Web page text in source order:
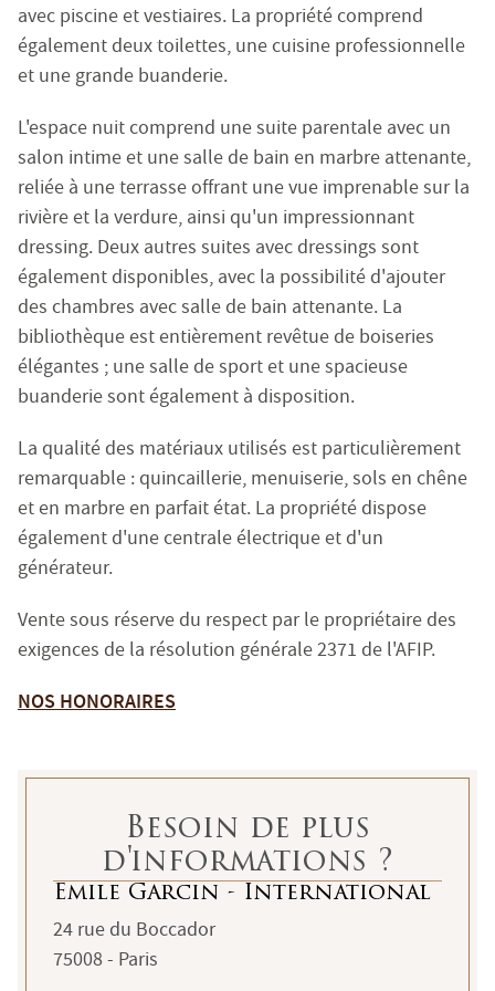
avec piscine et vestiaires. La propriété comprend
également deux toilettes, une cuisine professionnelle
et une grande buanderie.
L'espace nuit comprend une suite parentale avec un
salon intime et une salle de bain en marbre attenante,
reliée à une terrasse offrant une vue imprenable sur la
rivière et la verdure, ainsi qu'un impressionnant
dressing. Deux autres suites avec dressings sont
également disponibles, avec la possibilité d'ajouter
des chambres avec salle de bain attenante. La
bibliothèque est entièrement revêtue de boiseries
élégantes ; une salle de sport et une spacieuse
buanderie sont également à disposition.
La qualité des matériaux utilisés est particulièrement
remarquable : quincaillerie, menuiserie, sols en chêne
et en marbre en parfait état. La propriété dispose
également d'une centrale électrique et d'un
générateur.
Vente sous réserve du respect par le propriétaire des
exigences de la résolution générale 2371 de l'AFIP.
NOS HONORAIRES
Besoin de plus
d'informations ?
Emile Garcin - International
24 rue du Boccador
75008 - Paris
Loi n° 70-9 du 2 janvier 1970 – Décret n° 2005-1315
SARL EMILE GARCIN PROVENCE, titulaire de la carte
Adhérent au Syndicat National des Professionnels
Honoraires de négociation : 6 % TTC (5 % + TVA 20
Le médiateur compétent en cas de litige est :
https://recevabilite-mediations.medimmoconso.fr
Aix-en-Provence - Haute-Provence
1 rue du 4 septembre - 13100 Aix-en-Provence
Tel : +33 (0)4 42 54 52 27 -aix@emilegarcin.com
Succursale de : SARL EMILE GARCIN PROVENCE - 8
Société à responsabilité limitée au capital de 3 000 €
RCS Tarascon : 483 630 372
Siret : 483 630 372 00033 - Code APE : 6831Z
Numéro individuel d'assujettissement à la TVA : FR 48
Réglementation :
Loi n° 70-9 du 2 janvier 1970 – Décret n° 2005-1315
SARL EMILE GARCIN PROVENCE, titulaire de la carte
Adhérent au Syndicat National des Professionnels
Garantie financière auprès de Q.B.E Europe SA/NV -
https://recevabilite-mediations.medimmoconso.fr
Saint-Tropez - Grimaud - Sainte-Maxime - Côte
2 Traverse des Hautes Lices - 83990 Saint-Tropez